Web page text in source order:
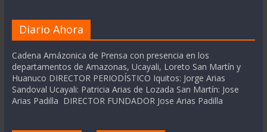
Diario Ahora
Cadena Amázonica de Prensa con presencia en los
departamentos de Amazonas, Ucayali, Loreto San Martín y
Huanuco DIRECTOR PERIODÍSTICO Iquitos: Jorge Arias
Sandoval Ucayali: Patricia Arias de Lozada San Martín: Jose
Arias Padilla DIRECTOR FUNDADOR Jose Arias Padilla